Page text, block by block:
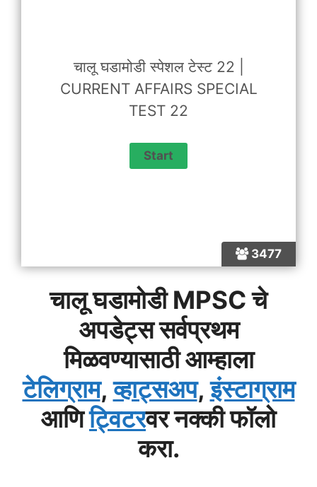
3477
चालू घडामोडी स्पेशल टेस्ट 22 |
CURRENT AFFAIRS SPECIAL
TEST 22
चालू घडामोडी MPSC चे
अपडेट्स सर्वप्रथम
मिळवण्यासाठी आम्हाला
टेलिग्राम,व्हाट्सअप,इंस्टाग्राम
आणिट्विटरवर नक्की फॉलो
करा.